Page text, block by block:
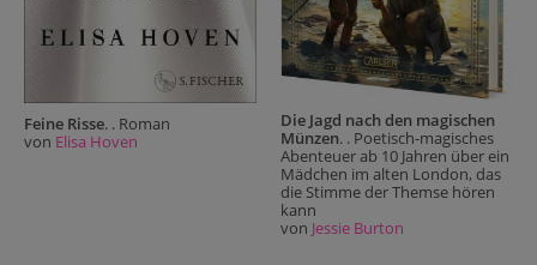
Feine Risse. . Roman
von Elisa Hoven
Die Jagd nach den magischen
Münzen. . Poetisch-magisches
Abenteuer ab 10 Jahren über ein
Mädchen im alten London, das
die Stimme der Themse hören
kann
von Jessie Burton